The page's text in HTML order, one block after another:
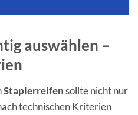
auswählen –
Staplerreifensollte nicht nur
technischen Kriterien